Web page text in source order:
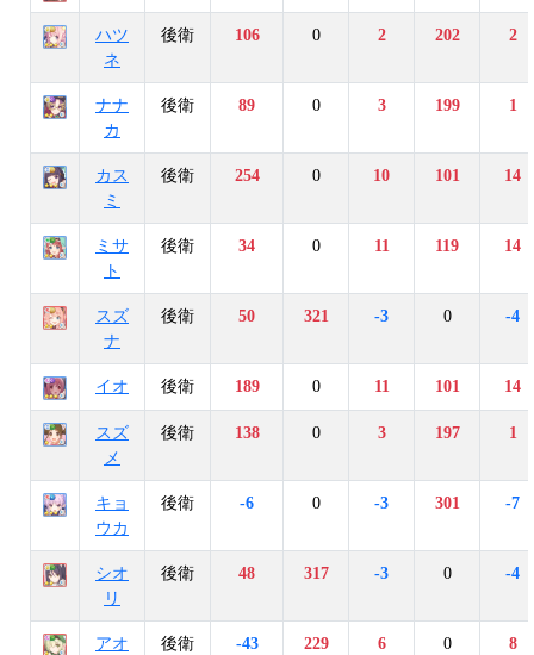
ハツ
ネ
後衛 106 0 2 202 2
ナナ
カ
後衛 89 0 3 199 1
カス
ミ
後衛 254 0 10 101 14
ミサ
ト
後衛 34 0 11 119 14
スズ
ナ
後衛 50 321 -3 0 -4
イオ 後衛 189 0 11 101 14
スズ
メ
後衛 138 0 3 197 1
キョ
ウカ
後衛 -6 0 -3 301 -7
シオ
リ
後衛 48 317 -3 0 -4
アオ
後衛 -43 229 6 0 8